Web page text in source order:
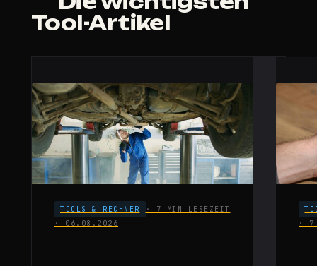
Tool-Artikel
TOOLS & RECHNER
· 7 MIN LESEZEIT
· 06.08.2026
· 7